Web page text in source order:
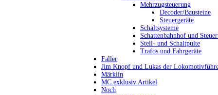
Mehrzugsteuerung
Decoder/Bausteine
Steuergeräte
Schaltsysteme
Schattenbahnhof und
Stell- und Schaltpulte
Trafos und Fahrgeräte
Faller
Jim Knopf und Lukas der
Märklin
MC exklusiv Artikel
Noch